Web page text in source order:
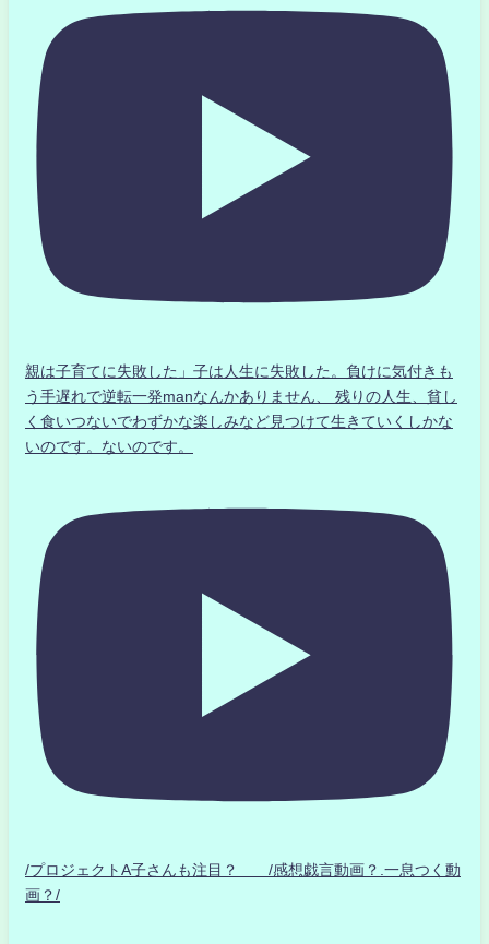
親は子育てに失敗した」子は人生に失敗した。負けに気付きも
う手遅れで逆転一発manなんかありません、 残りの人生、貧し
く食いつないでわずかな楽しみなど見つけて生きていくしかな
いのです。ないのです。
/プロジェクトA子さんも注目？ /感想戯言動画？.一息つく動
画？/